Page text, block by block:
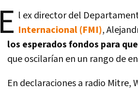
E l ex director del
Internacional (FMI),
los esperados fondos para
que oscilarían en un rango de
En declaraciones a radio Mitre,